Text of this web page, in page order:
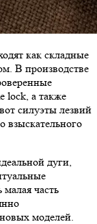
как складные
В производстве
lock, а также
силуэты лезвий
взыскательного
дуги,
часть
моделей.